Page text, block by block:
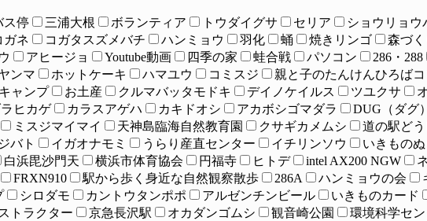
ス停 三浦大根 ボランティア トウダイグサ セリア ショウリョウ
ガネ コガタスズメバチ ハンミョウ 羽化 蛹 焼きリンゴ 森づ
アヒージョ Youtube動画 四季の家 蛙合戦 パソコン 286・288
ンマ ホットケーキ ハマユウ コミスジ 親と子のたんけんひろば
ャンプ お土産 クルマバッタモドキ デイノケイルス ツユクサ
ヒカゲ カラスアゲハ カキドオシ アカボシゴマダラ DUG（ダグ）
ミスジマイマイ 天神島臨海自然教育園 クサギカメムシ 道の駅どう
バト イガオナモミ うらり産直センター イチリンソウ いきものぬ
白浜毘沙門天 横浜市体育協会 円福寺 ヒトデ intel AX200 NGW
FRXN910 駅から歩く身近な自然観察散歩 286A ハンミョウの会
シロダモ カントウタンポポ アルゼンチンビール いきものカード
トラクター 京急長沢駅 オカダンゴムシ 観音崎公園 環境科学セ